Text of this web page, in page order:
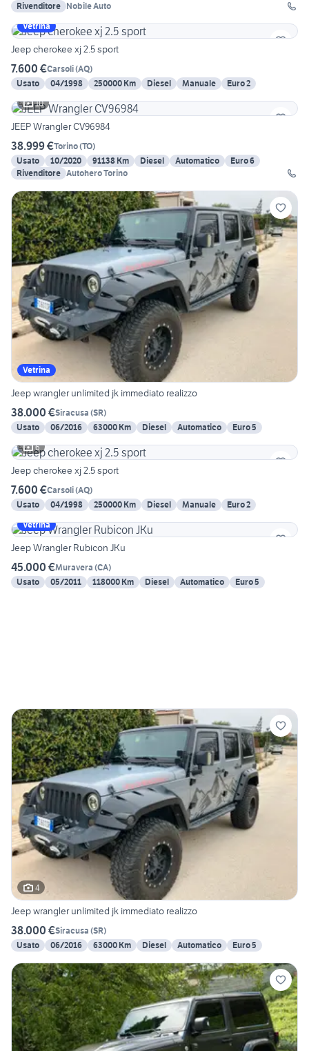
Rivenditore Nobile Auto
Vetrina
Jeep cherokee xj 2.5 sport
7.600 €Carsoli(AQ)
Usato
04/1998 250000 Km Diesel Manuale
Euro 2
10
JEEP Wrangler CV96984
38.999 €Torino(TO)
Usato
10/2020 91138 Km Diesel Automatico
Euro 6
Rivenditore Autohero Torino
Vetrina
Jeep wrangler unlimited jk immediato realizzo
38.000 €Siracusa (SR)
Usato
06/2016 63000 Km Diesel Automatico
Euro 5
6
Jeep cherokee xj 2.5 sport
7.600 €Carsoli(AQ)
Usato
04/1998 250000 Km Diesel Manuale
Euro 2
Vetrina
Jeep Wrangler Rubicon JKu
45.000 €Muravera (CA)
Usato
05/2011 118000 Km Diesel Automatico Euro 5
4
Jeep wrangler unlimited jk immediato realizzo
38.000 €Siracusa (SR)
Usato
06/2016 63000 Km Diesel Automatico Euro 5